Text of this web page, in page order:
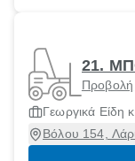
21.
Προβολή
Γεωργικά Είδη
Βόλου 154,